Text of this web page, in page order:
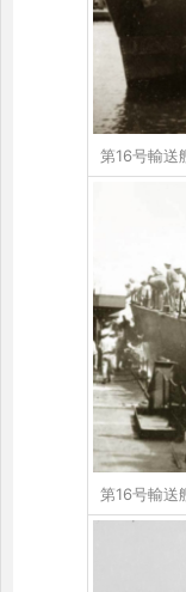
第16号輸送
第16号輸送